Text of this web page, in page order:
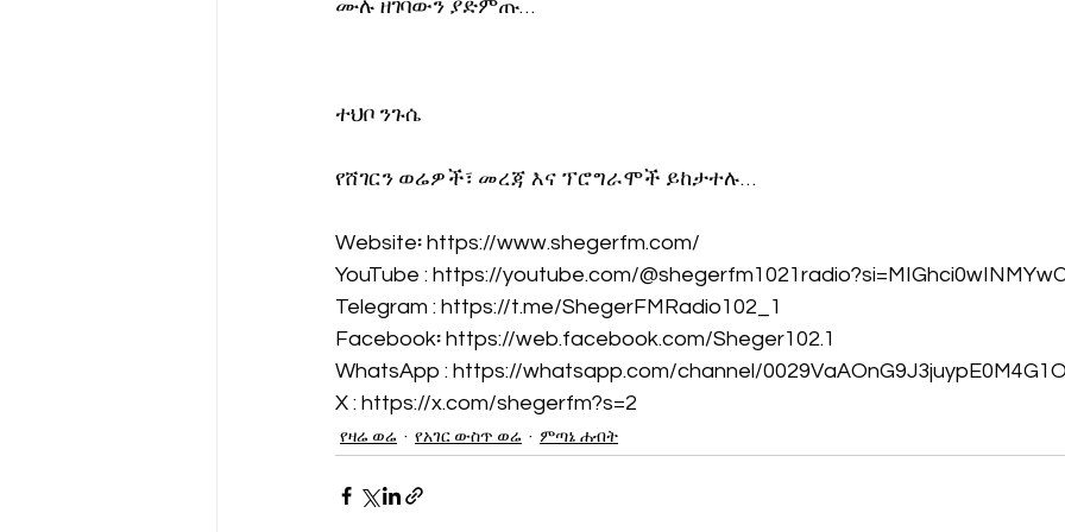
ሙሉ ዘገባውን ያድምጡ…
ተህቦ ንጉሴ
የሸገርን ወሬዎች፣ መረጃ እና ፕሮግራሞች ይከታተሉ…
Website፡ https://www.shegerfm.com/
YouTube : https://youtube.com/
Telegram : https://t.me/ShegerFMRadio102_1
Facebook፡ https://web.facebook.com/Sheger102.1
WhatsApp : https://whatsapp.com/channel/0029VaAOnG9J3juypE0M4G1O
X : https://x.com/shegerfm?s=2
የዛሬ ወሬ የአገር ውስጥ ወሬ ምጣኔ ሐብት